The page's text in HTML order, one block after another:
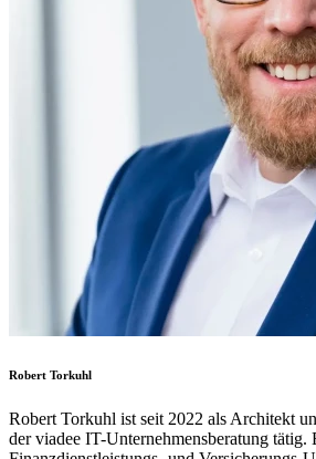
Robert Torkuhl
Robert Torkuhl ist seit 2022 als Architekt
der viadee IT-Unternehmensberatung tätig.